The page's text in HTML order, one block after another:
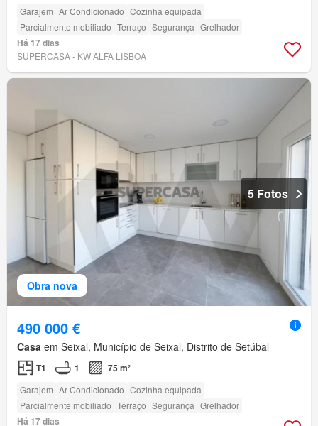
Garajem Ar Condicionado Cozinha equipada
Parcialmente mobiliado Terraço Segurança Grelhador
Há 17 dias
SUPERCASA - KW ALFA LISBOA
Obra nova
5 Fotos
490 000 €
Casa em Seixal, Município de Seixal, Distrito de Setúbal
T1 1 75 m²
Garajem Ar Condicionado Cozinha equipada
Parcialmente mobiliado Terraço Segurança Grelhador
Há 17 dias